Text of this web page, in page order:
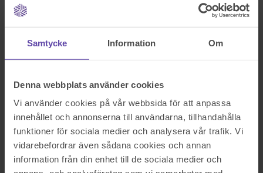
Samtycke Information Om
Denna webbplats använder cookies
Vi använder cookies på vår webbsida för att anpassa
innehållet och annonserna till användarna, tillhandahålla
funktioner för sociala medier och analysera vår trafik. Vi
vidarebefordrar även sådana cookies och annan
information från din enhet till de sociala medier och
Fastigheter
Kompanjonavtal
Konsultavtal
Skatt
Testamente
Uppdragsavtal
Äktenskapsförord
Om oss
Nu blev det något fel!